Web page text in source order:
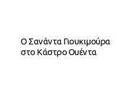
O Σανάντα Γιουκιμούρα
στο Κάστρο Ουέντα